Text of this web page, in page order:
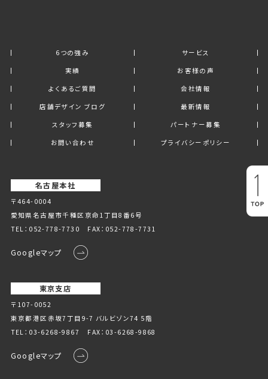
6つの強み
サービス
実績
お客様の声
よくあるご質問
会社情報
店舗デザイン ブログ
最新情報
スタッフ募集
パートナー募集
お問い合わせ
プライバシーポリシー
名古屋本社
〒464-0004
愛知県名古屋市千種区京命1丁⽬8番6号
TEL： 052-778-7730 FAX：052-778-7731
Googleマップ
東京支店
〒107-0052
東京都港区赤坂7丁目9-7 バルビゾン74 5階
TEL： 03-6268-9867 FAX：03-6268-9868
Googleマップ